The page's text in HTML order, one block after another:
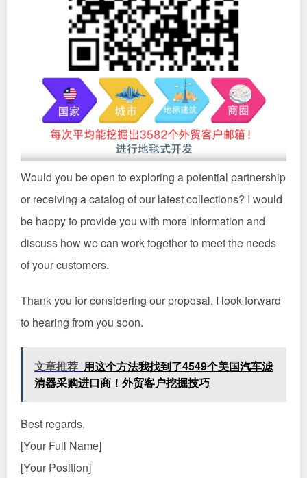
Would you be open to exploring a potential partnership
or receiving a catalog of our latest collections? I would
be happy to provide you with more information and
discuss how we can work together to meet the needs
of your customers.
Thank you for considering our proposal. I look forward
to hearing from you soon.
文章推荐 用这个方法我找到了4549个美国汽车滤
清器采购进口商！外贸客户挖掘技巧
Best regards,
[Your Full Name]
[Your Position]